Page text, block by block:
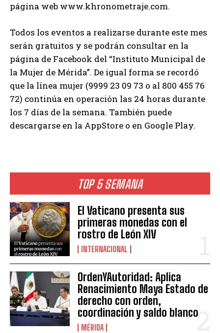
TOP 5 SEMANA
El Vaticano presenta sus
primeras monedas con el
rostro de León XIV
INTERNACIONAL
OrdenYAutoridad: Aplica
Renacimiento Maya Estado de
derecho con orden,
coordinación y saldo blanco
MÉRIDA
página web www.khronometraje.com.
Todos los eventos a realizarse durante este mes
serán gratuitos y se podrán consultar en la
página de Facebook del “Instituto Municipal de
la Mujer de Mérida”. De igual forma se recordó
que la línea mujer (9999 23 09 73 o al 800 455 76
72) continúa en operación las 24 horas durante
los 7 días de la semana. También puede
descargarse en la AppStore o en Google Play.